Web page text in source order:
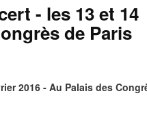
- les 13 et 14
de Paris
2016 - Au Palais des